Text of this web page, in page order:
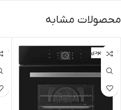
محصولات مشابه
اتمام موجودی